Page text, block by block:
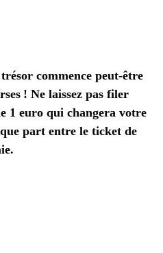
commence peut-être
! Ne laissez pas filer
1 euro qui changera votre
part entre le ticket de